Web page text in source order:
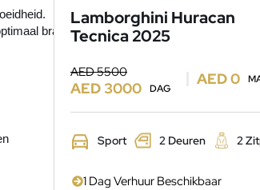
brandstofverbruik.
Lamborghini Huracan
Tecnica 2025
AED 5500
AED 3000 DAG
AED 0
Sport 2 Deuren 2
1 Dag Verhuur Beschikbaar